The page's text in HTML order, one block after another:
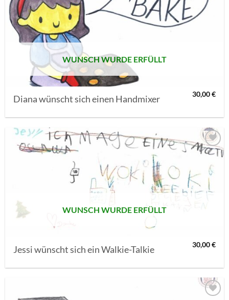
AUF MEINE
MERKLISTE
SETZEN
WUNSCH WURDE ERFÜLLT
Diana wünscht sich einen Handmixer 30,00€
AUF MEINE
SETZEN
WUNSCH WURDE ERFÜLLT
Jessi wünscht sich ein Walkie-Talkie 30,00€